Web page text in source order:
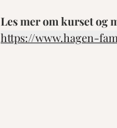
Les mer om kurset og
https://www.hagen-